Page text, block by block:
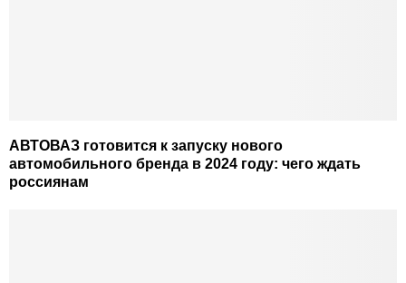
АВТОВАЗ готовится к запуску нового
автомобильного бренда в 2024 году: чего ждать
россиянам